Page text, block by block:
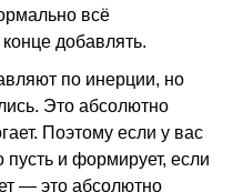
всё
добавлять.
по инерции, но
Это абсолютно
Поэтому если у вас
и формирует, если
— это абсолютно